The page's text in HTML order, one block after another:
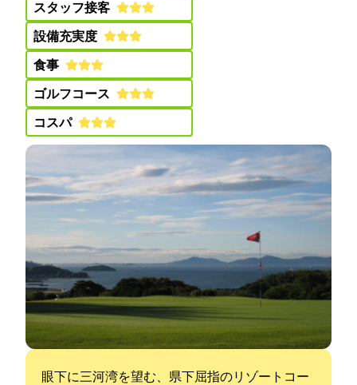
スタッフ接客:
設備充実度:
食事:
ゴルフコース:
コスパ:
眼下に三河湾を望む、県下屈指のリゾートコー